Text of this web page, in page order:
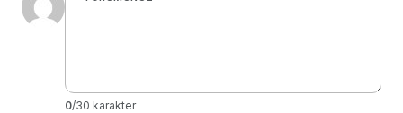
0/30 karakter